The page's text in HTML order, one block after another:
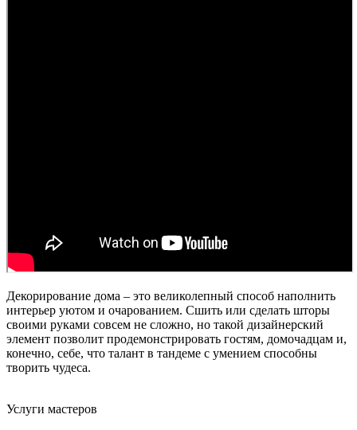
Декорирование дома – это великолепный способ наполнить
интерьер уютом и очарованием. Сшить или сделать шторы
своими руками совсем не сложно, но такой дизайнерский
элемент позволит продемонстрировать гостям, домочадцам и,
конечно, себе, что талант в тандеме с умением способны
творить чудеса.
Услуги мастеров